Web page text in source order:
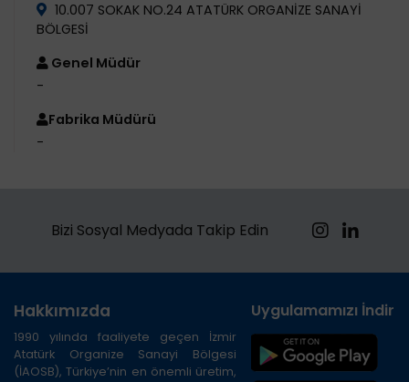
10.007 SOKAK NO.24 ATATÜRK ORGANİZE SANAYİ
BÖLGESİ
Genel Müdür
-
Fabrika Müdürü
-
Bizi Sosyal Medyada Takip Edin
Hakkımızda
1990 yılında faaliyete geçen İzmir
Atatürk Organize Sanayi Bölgesi
(İAOSB), Türkiye’nin en önemli üretim,
Uygulamamızı İndirin